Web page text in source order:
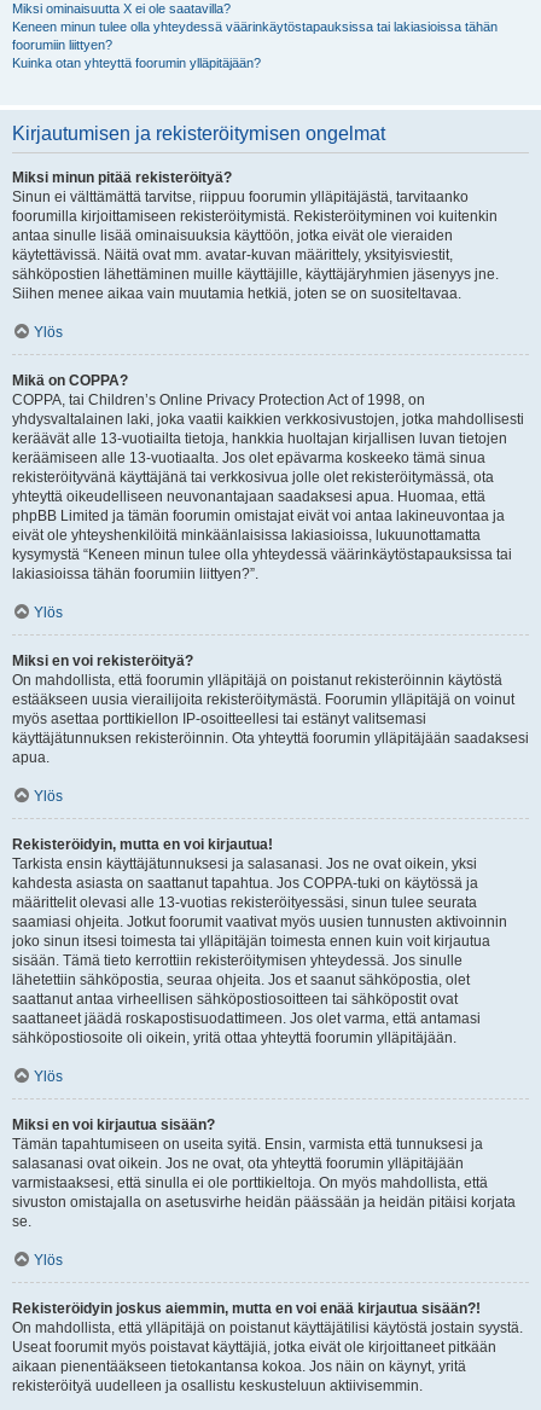
Miksi ominaisuutta X ei ole saatavilla?
Keneen minun tulee olla yhteydessä väärinkäytöstapauksissa tai lakiasioissa tähän
foorumiin liittyen?
Kuinka otan yhteyttä foorumin ylläpitäjään?
Kirjautumisen ja rekisteröitymisen ongelmat
Miksi minun pitää rekisteröityä?
Sinun ei välttämättä tarvitse, riippuu foorumin ylläpitäjästä, tarvitaanko
foorumilla kirjoittamiseen rekisteröitymistä. Rekisteröityminen voi kuitenkin
antaa sinulle lisää ominaisuuksia käyttöön, jotka eivät ole vieraiden
käytettävissä. Näitä ovat mm. avatar-kuvan määrittely, yksityisviestit,
sähköpostien lähettäminen muille käyttäjille, käyttäjäryhmien jäsenyys jne.
Siihen menee aikaa vain muutamia hetkiä, joten se on suositeltavaa.
Ylös
Mikä on COPPA?
COPPA, tai Children’s Online Privacy Protection Act of 1998, on
yhdysvaltalainen laki, joka vaatii kaikkien verkkosivustojen, jotka mahdollisesti
keräävät alle 13-vuotiailta tietoja, hankkia huoltajan kirjallisen luvan tietojen
keräämiseen alle 13-vuotiaalta. Jos olet epävarma koskeeko tämä sinua
rekisteröityvänä käyttäjänä tai verkkosivua jolle olet rekisteröitymässä, ota
yhteyttä oikeudelliseen neuvonantajaan saadaksesi apua. Huomaa, että
phpBB Limited ja tämän foorumin omistajat eivät voi antaa lakineuvontaa ja
eivät ole yhteyshenkilöitä minkäänlaisissa lakiasioissa, lukuunottamatta
kysymystä “Keneen minun tulee olla yhteydessä väärinkäytöstapauksissa tai
lakiasioissa tähän foorumiin liittyen?”.
Ylös
Miksi en voi rekisteröityä?
On mahdollista, että foorumin ylläpitäjä on poistanut rekisteröinnin käytöstä
estääkseen uusia vierailijoita rekisteröitymästä. Foorumin ylläpitäjä on voinut
myös asettaa porttikiellon IP-osoitteellesi tai estänyt valitsemasi
käyttäjätunnuksen rekisteröinnin. Ota yhteyttä foorumin ylläpitäjään saadaksesi
apua.
Ylös
Rekisteröidyin, mutta en voi kirjautua!
Tarkista ensin käyttäjätunnuksesi ja salasanasi. Jos ne ovat oikein, yksi
kahdesta asiasta on saattanut tapahtua. Jos COPPA-tuki on käytössä ja
määrittelit olevasi alle 13-vuotias rekisteröityessäsi, sinun tulee seurata
saamiasi ohjeita. Jotkut foorumit vaativat myös uusien tunnusten aktivoinnin
joko sinun itsesi toimesta tai ylläpitäjän toimesta ennen kuin voit kirjautua
sisään. Tämä tieto kerrottiin rekisteröitymisen yhteydessä. Jos sinulle
lähetettiin sähköpostia, seuraa ohjeita. Jos et saanut sähköpostia, olet
saattanut antaa virheellisen sähköpostiosoitteen tai sähköpostit ovat
saattaneet jäädä roskapostisuodattimeen. Jos olet varma, että antamasi
sähköpostiosoite oli oikein, yritä ottaa yhteyttä foorumin ylläpitäjään.
Ylös
Miksi en voi kirjautua sisään?
Tämän tapahtumiseen on useita syitä. Ensin, varmista että tunnuksesi ja
salasanasi ovat oikein. Jos ne ovat, ota yhteyttä foorumin ylläpitäjään
varmistaaksesi, että sinulla ei ole porttikieltoja. On myös mahdollista, että
sivuston omistajalla on asetusvirhe heidän päässään ja heidän pitäisi korjata
se.
Ylös
Rekisteröidyin joskus aiemmin, mutta en voi enää kirjautua sisään?!
On mahdollista, että ylläpitäjä on poistanut käyttäjätilisi käytöstä jostain syystä.
Useat foorumit myös poistavat käyttäjiä, jotka eivät ole kirjoittaneet pitkään
aikaan pienentääkseen tietokantansa kokoa. Jos näin on käynyt, yritä
rekisteröityä uudelleen ja osallistu keskusteluun aktiivisemmin.